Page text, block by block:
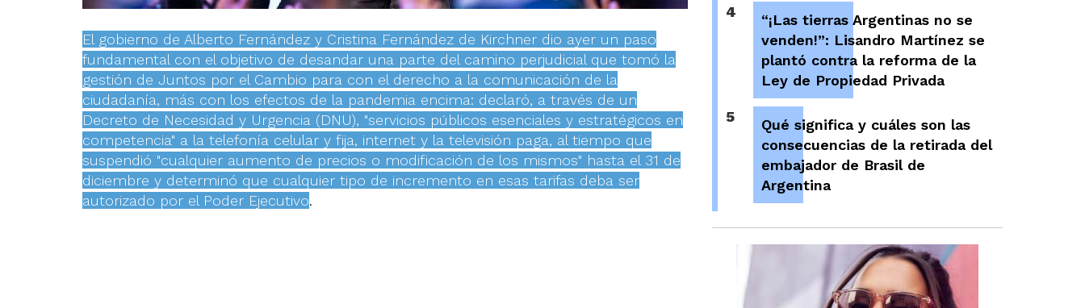
El gobierno de Alberto Fernández y Cristina Fernández de Kirchner dio ayer un paso
fundamental con el objetivo de desandar una parte del camino perjudicial que tomó la
gestión de Juntos por el Cambio para con el derecho a la comunicación de la
ciudadanía, más con los efectos de la pandemia encima: declaró, a través de un
Decreto de Necesidad y Urgencia (DNU), "servicios públicos esenciales y estratégicos en
competencia" a la telefonía celular y fija, internet y la televisión paga, al tiempo que
suspendió "cualquier aumento de precios o modificación de los mismos" hasta el 31 de
diciembre y determinó que cualquier tipo de incremento en esas tarifas deba ser
autorizado por el Poder Ejecutivo.
4
“¡Las tierras Argentinas no se
venden!”: Lisandro Martínez se
plantó contra la reforma de la
Ley de Propiedad Privada
5
Qué significa y cuáles son las
consecuencias de la retirada del
embajador de Brasil de
Argentina